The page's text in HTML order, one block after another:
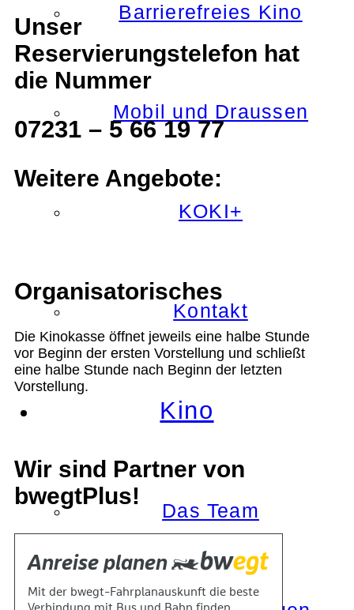
Barrierefreies Kino
Mobil und Draussen
KOKI+
Kontakt
Kino
Das Team
Unser
Reservierungstelefon hat
die Nummer
07231 – 5 66 19 77
Weitere Angebote:
Organisatorisches
Die Kinokasse öffnet jeweils eine halbe Stunde
vor Beginn der ersten Vorstellung und schließt
eine halbe Stunde nach Beginn der letzten
Vorstellung.
Wir sind Partner von
bwegtPlus!